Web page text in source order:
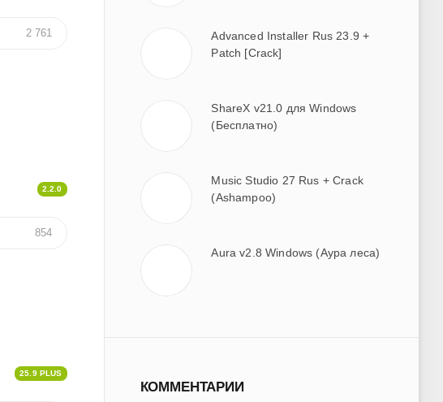
2 761
2.2.0
854
25.9 PLUS
Advanced Installer Rus 23.9 +
Patch [Crack]
ShareX v21.0 для Windows
(Бесплатно)
Music Studio 27 Rus + Crack
(Ashampoo)
Aura v2.8 Windows (Аура леса)
КОММЕНТАРИИ